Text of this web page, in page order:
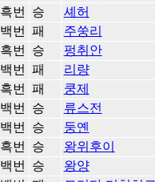
흑번 승 셰허
백번 패 주쑹리
흑번 승 펑취안
백번 패 리량
흑번 패 쿵제
백번 승 류스전
백번 승 둥옌
흑번 승 왕위후이
백번 승 왕양